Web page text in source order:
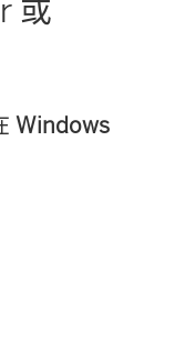
或
Windows